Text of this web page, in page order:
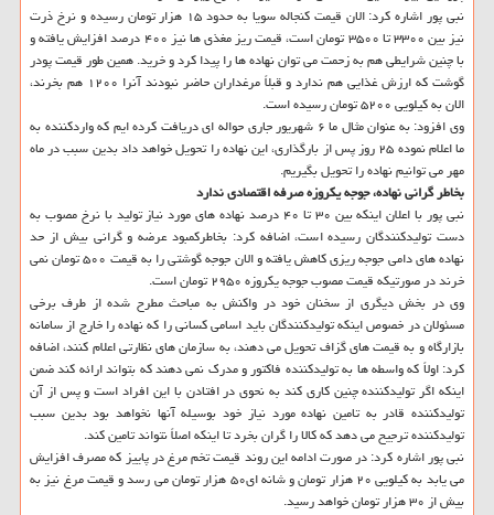
نبی پور اشاره کرد: الان قیمت کنجاله سویا به حدود ۱۵ هزار تومان رسیده و نرخ ذرت
نیز بین ۳۳۰۰ تا ۳۵۰۰ تومان است، قیمت ریز مغذی ها نیز ۴۰۰ درصد افزایش یافته و
با چنین شرایطی هم به زحمت می توان نهاده ها را پیدا کرد و خرید. همین طور قیمت پودر
گوشت که ارزش غذایی هم ندارد و قبلاً مرغداران حاضر نبودند آنرا ۱۲۰۰ هم بخرند،
الان به کیلویی ۵۲۰۰ تومان رسیده است.
وی افزود: به عنوان مثال ما ۶ شهریور جاری حواله ای دریافت کرده ایم که واردکننده به
ما اعلام نموده ۲۵ روز پس از بارگذاری، این نهاده را تحویل خواهد داد بدین سبب در ماه
مهر می توانیم نهاده را تحویل بگیریم.
بخاطر گرانی نهاده، جوجه یکروزه صرفه اقتصادی ندارد
نبی پور با اعلان اینکه بین ۳۰ تا ۴۰ درصد نهاده های مورد نیاز تولید با نرخ مصوب به
دست تولیدکنندگان رسیده است، اضافه کرد: بخاطرکمبود عرضه و گرانی بیش از حد
نهاده های دامی جوجه ریزی کاهش یافته و الان جوجه گوشتی را به قیمت ۵۰۰ تومان نمی
خرند در صورتیکه قیمت مصوب جوجه یکروزه ۲۹۵۰ تومان است.
وی در بخش دیگری از سخنان خود در واکنش به مباحث مطرح شده از طرف برخی
مسئولان در خصوص اینکه تولیدکنندگان باید اسامی کسانی را که نهاده را خارج از سامانه
بازارگاه و به قیمت های گزاف تحویل می دهند، به سازمان های نظارتی اعلام کنند، اضافه
کرد: اولاً که واسطه ها به تولیدکننده فاکتور و مدرک نمی دهند که بتواند ارائه کند ضمن
اینکه اگر تولیدکننده چنین کاری کند به نحوی در افتادن با این افراد است و پس از آن
تولیدکننده قادر به تامین نهاده مورد نیاز خود بوسیله آنها نخواهد بود بدین سبب
تولیدکننده ترجیح می دهد که کالا را گران بخرد تا اینکه اصلاً نتواند تامین کند.
نبی پور اشاره کرد: در صورت ادامه این روند قیمت تخم مرغ در پاییز که مصرف افزایش
می یابد به کیلویی ۲۰ هزار تومان و شانه ای۵۰ هزار تومان می رسد و قیمت مرغ نیز به
بیش از ۳۰ هزار تومان خواهد رسید.